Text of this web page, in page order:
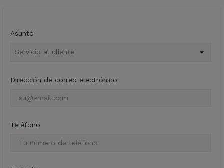
Asunto
Dirección de correo electrónico
Teléfono